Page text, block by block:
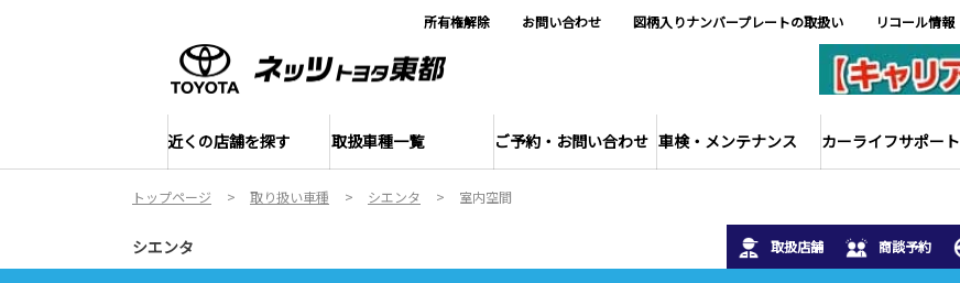
近くの店舗を探す 取扱車種一覧 ご予約・お問い合わせ 車検・メンテナンス カーライフサポート
所有権解除 お問い合わせ 図柄入りナンバープレートの取扱い リコール情報
トップページ 取り扱い車種 シエンタ 室内空間
シエンタ 取扱店舗 商談予約